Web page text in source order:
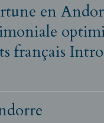
en
français